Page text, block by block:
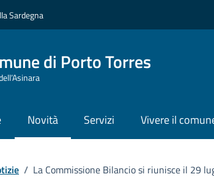
Sardegna
di Porto Torres
Novità Servizi Vivere il
/ La Commissione Bilancio si riunisce il 29